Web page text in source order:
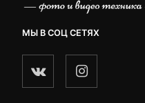
МЫ В СОЦ СЕТЯХ